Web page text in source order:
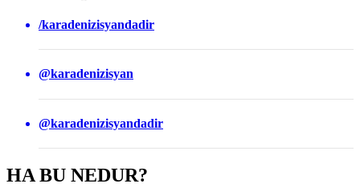
/karadenizisyandadir
@karadenizisyan
@karadenizisyandadir
HA BU NEDUR?